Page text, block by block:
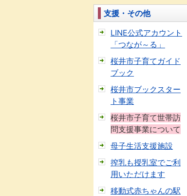
支援・その他
LINE公式アカウント
「つなが～る」
桜井市子育てガイド
ブック
桜井市ブックスター
ト事業
桜井市子育て世帯訪
問支援事業について
母子生活支援施設
搾乳も授乳室でご利
用いただけます
移動式赤ちゃんの駅